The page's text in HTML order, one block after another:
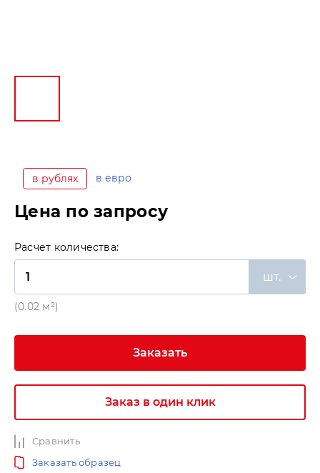
в рублях в евро
Цена по запросу
Расчет количества:
шт.
(0.02 м²)
Заказать
Заказ в один клик
Сравнить
Заказать образец